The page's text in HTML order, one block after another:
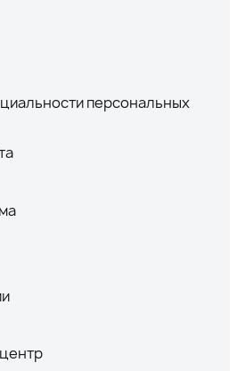
персональных